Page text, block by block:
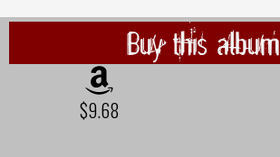
Buy this album
$9.68